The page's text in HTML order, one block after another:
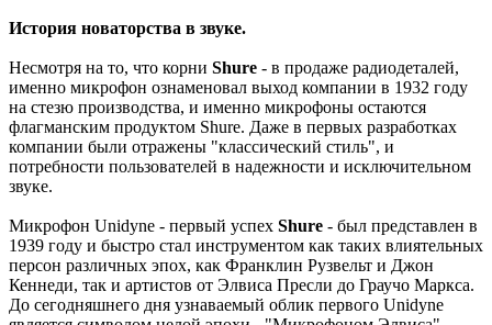
История новаторства в звуке.
Несмотря на то, что корни Shure - в продаже радиодеталей,
именно микрофон ознаменовал выход компании в 1932 году
на стезю производства, и именно микрофоны остаются
флагманским продуктом Shure. Даже в первых разработках
компании были отражены "классический стиль", и
потребности пользователей в надежности и исключительном
звуке.
Микрофон Unidyne - первый успех Shure - был представлен в
1939 году и быстро стал инструментом как таких влиятельных
персон различных эпох, как Франклин Рузвельт и Джон
Кеннеди, так и артистов от Элвиса Пресли до Граучо Маркса.
До сегодняшнего дня узнаваемый облик первого Unidyne